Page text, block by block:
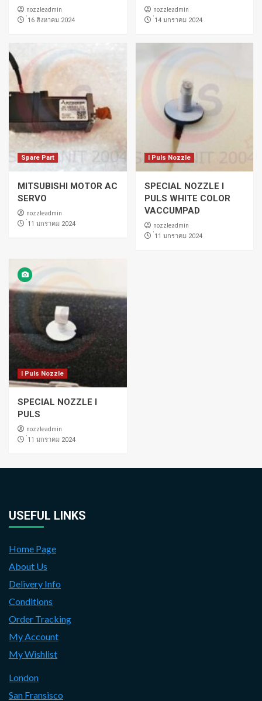
nozzleadmin
่16 สิงหาคม 2024
nozzleadmin
่14 มกราคม 2024
Spare Part
MITSUBISHI MOTOR AC
SERVO
nozzleadmin
่11 มกราคม 2024
I Puls Nozzle
SPECIAL NOZZLE I
PULS WHITE COLOR
VACCUMPAD
nozzleadmin
่11 มกราคม 2024
I Puls Nozzle
SPECIAL NOZZLE I
PULS
nozzleadmin
่11 มกราคม 2024
USEFUL LINKS
Home Page
About Us
Delivery Info
Conditions
Order Tracking
My Account
My Wishlist
London
San Fransisco